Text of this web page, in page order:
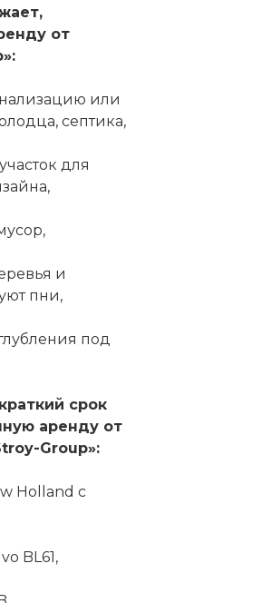
от
или
септика,
для
и
пни,
под
срок
аренду от
Group»:
Holland с
BL61,